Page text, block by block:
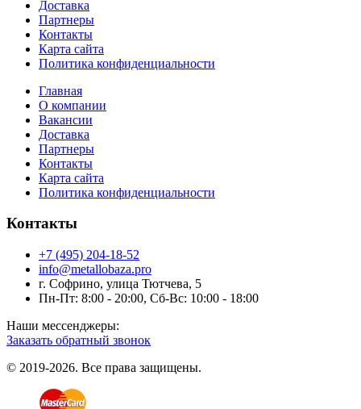
Доставка
Партнеры
Контакты
Карта сайта
Политика конфиденциальности
Главная
О компании
Вакансии
Доставка
Партнеры
Контакты
Карта сайта
Политика конфиденциальности
Контакты
+7 (495) 204-18-52
info@metallobaza.pro
г. Софрино, улица Тютчева, 5
Пн-Пт: 8:00 - 20:00, Сб-Вс: 10:00 - 18:00
Наши мессенджеры:
Заказать обратный звонок
© 2019-2026. Все права защищены.